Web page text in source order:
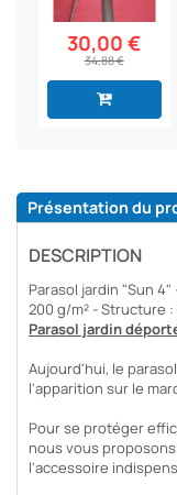
30,00 €
34,88 €
Présentation du
DESCRIPTION
Parasol jardin "Sun
200 g/m² - Structure
Parasol jardin
Aujourd'hui, le
l'apparition sur le
Pour se protéger
nous vous
l'accessoire